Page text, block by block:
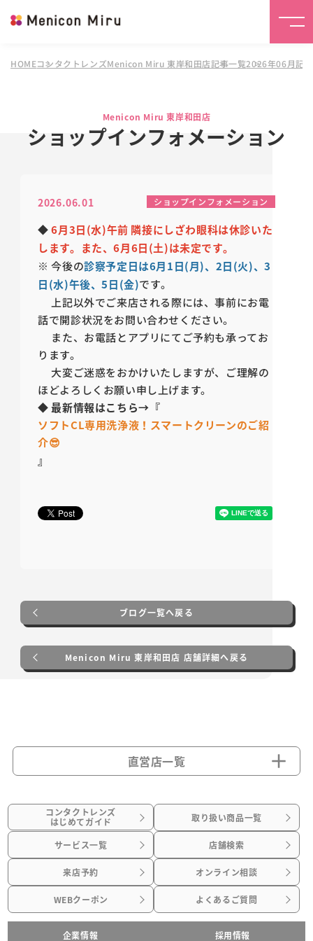
HOMEコンタクトレンズMenicon Miru 東岸和田店記事一覧2026年06月記
Menicon Miru 東岸和田店
ショップインフォメーション
2026.06.01 ショップインフォメーション
◆6月3日(水)午前 隣接にしざわ眼科は休診いた
します。また、6月6日(土)は未定です。
※ 今後の診察予定日は6月1日(月)、2日(火)、3
日(水)午後、5日(金)です。
上記以外でご来店される際には、事前にお電
話で開診状況をお問い合わせください。
また、お電話とアプリにてご予約も承ってお
ります。
大変ご迷惑をおかけいたしますが、ご理解の
ほどよろしくお願い申し上げます。
◆ 最新情報はこちら→『
ソフトCL専用洗浄液！スマートクリーンのご紹
介😎
』
ブログ一覧へ戻る
Menicon Miru 東岸和田店 店舗詳細へ戻る
直営店一覧
コンタクトレンズ
はじめてガイド 取り扱い商品一覧
サービス一覧 店舗検索
来店予約 オンライン相談
WEBクーポン よくあるご質問
企業情報 採用情報